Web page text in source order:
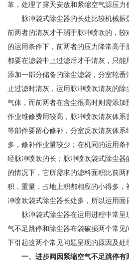
革，处理了露天安放和紧缩空气源压力
脉冲袋式除尘器的长处比较机械振
前两者的清灰才干弱于脉冲喷吹的，较
的运用条件下，前两者的压力降常高
都要在滤袋中止过滤后才干清灰，只
添加一部分储备的除尘滤袋，分室轮番
止过滤时清灰，运用脉冲喷吹清灰的
气体，而前两者在含尘很高时则需添加
作业维修费用较高，脉冲喷吹清灰体系
等部件要留心修补，分室反吹清灰体系
多，修补作业量较少；在机同的运用
经脉冲喷吹的长；脉冲喷吹袋式除尘器
的情况下，它所需求的滤料面积比前
积，重量，占地上积都相应的小得多，
冲喷吹袋式除尘器长处多，所以运用面
脉冲袋式除尘器在运用进程中常
气不足跳停和除尘器布袋破损两个常
下引起这两个常见问题呈现的原因及处
一、进步阀因紧缩空气不足跳停有